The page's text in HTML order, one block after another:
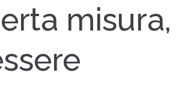
misura,